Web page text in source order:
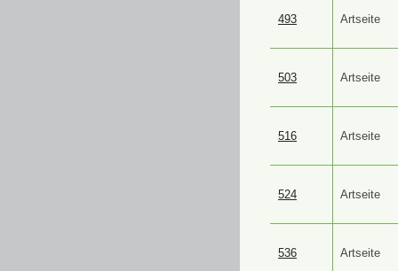
493 Artseite
503 Artseite
516 Artseite
524 Artseite
536 Artseite